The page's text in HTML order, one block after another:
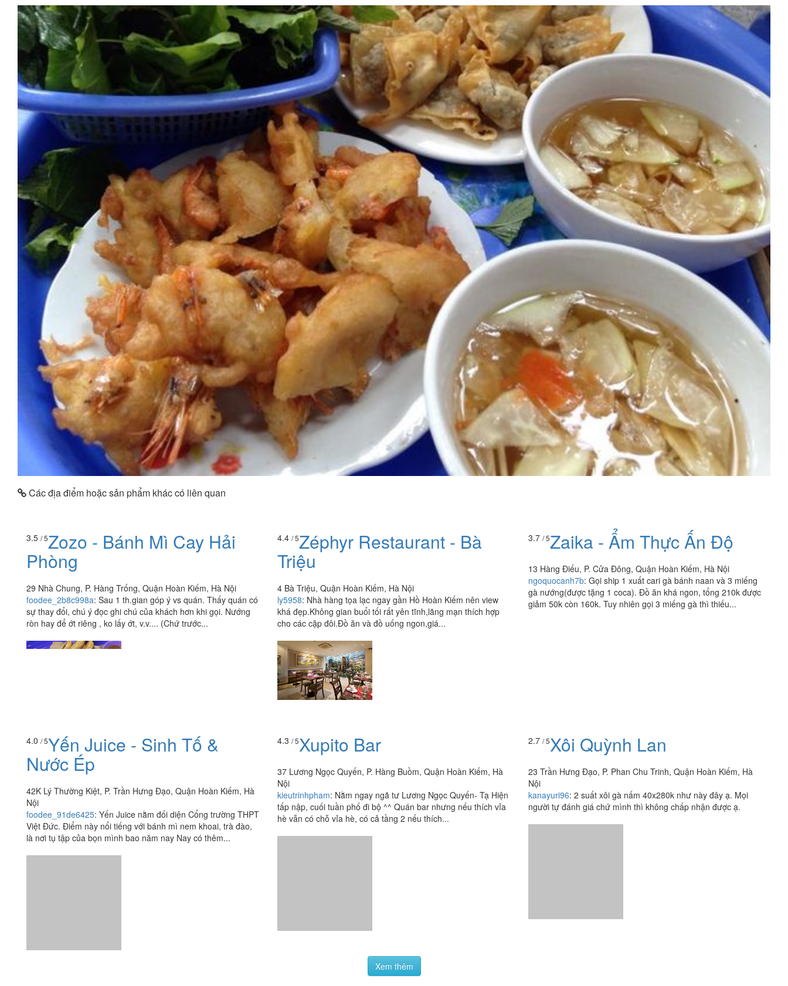
Các địa điểm hoặc sản phẩm khác có liên quan
3.5 / 5Zozo - Bánh Mì Cay Hải
Phòng
29 Nhà Chung, P. Hàng Trống, Quận Hoàn Kiếm, Hà Nội
foodee_2b8c998a: Sau 1 th.gian góp ý vs quán. Thấy quán có
sự thay đổi, chú ý đọc ghi chú của khách hơn khi gọi. Nướng
ròn hay để ớt riêng , ko lấy ớt, v.v.... (Chứ trước...
4.4 / 5Zéphyr Restaurant - Bà
Triệu
4 Bà Triệu, Quận Hoàn Kiếm, Hà Nội
ly5958: Nhà hàng tọa lạc ngay gần Hồ Hoàn Kiếm nên view
khá đẹp.Không gian buổi tối rất yên tĩnh,lãng mạn thích hợp
cho các cặp đôi.Đồ ăn và đồ uống ngon,giá...
3.7 / 5Zaika - Ẩm Thực Ấn Độ
13 Hàng Điếu, P. Cửa Đông, Quận Hoàn Kiếm, Hà Nội
ngoquocanh7b: Gọi ship 1 xuất cari gà bánh naan và 3 miếng
gà nướng(được tặng 1 coca). Đồ ăn khá ngon, tổng 210k được
giảm 50k còn 160k. Tuy nhiên gọi 3 miếng gà thì thiếu...
4.0 / 5Yến Juice - Sinh Tố &
Nước Ép
42K Lý Thường Kiệt, P. Trần Hưng Đạo, Quận Hoàn Kiếm, Hà
Nội
foodee_91de6425: Yến Juice nằm đối diện Cổng trường THPT
Việt Đức. Điểm này nổi tiếng với bánh mì nem khoai, trà đào,
là nơi tụ tập của bọn mình bao năm nay Nay có thêm...
4.3 / 5Xupito Bar
37 Lương Ngọc Quyến, P. Hàng Buồm, Quận Hoàn Kiếm, Hà
Nội
kieutrinhpham: Nằm ngay ngã tư Lương Ngọc Quyến- Tạ Hiện
tấp nập, cuối tuần phố đi bộ ^^ Quán bar nhưng nếu thích vỉa
hè vẫn có chỗ vỉa hè, có cả tầng 2 nếu thích...
2.7 / 5Xôi Quỳnh Lan
23 Trần Hưng Đạo, P. Phan Chu Trinh, Quận Hoàn Kiếm, Hà
Nội
kanayuri96: 2 suất xôi gà nấm 40x280k như này đây ạ. Mọi
người tự đánh giá chứ mình thì không chấp nhận được ạ.